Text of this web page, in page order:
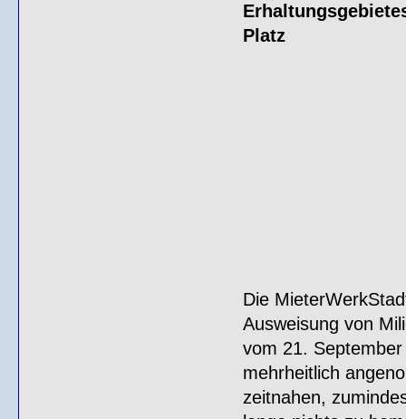
Platz
Die
Ausweisung von
vom 21.
mehrheitlich
zeitnahen,